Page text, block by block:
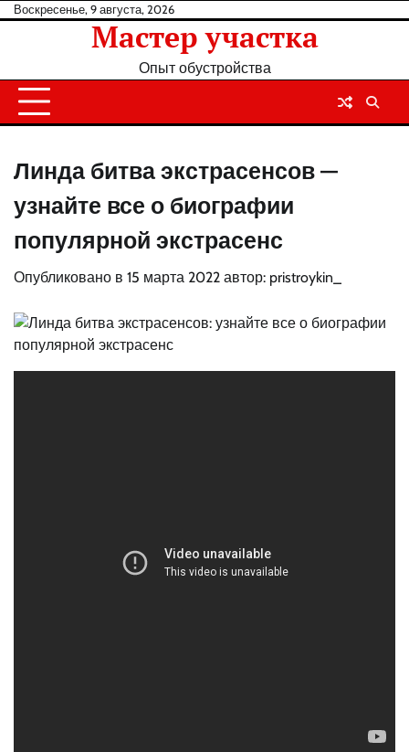
Перейти
Воскресенье, 9 августа, 2026
Мастер участка
Опыт обустройства
Линда битва экстрасенсов —
узнайте все о биографии
популярной экстрасенс
Опубликовано в 15 марта 2022 автор: pristroykin_